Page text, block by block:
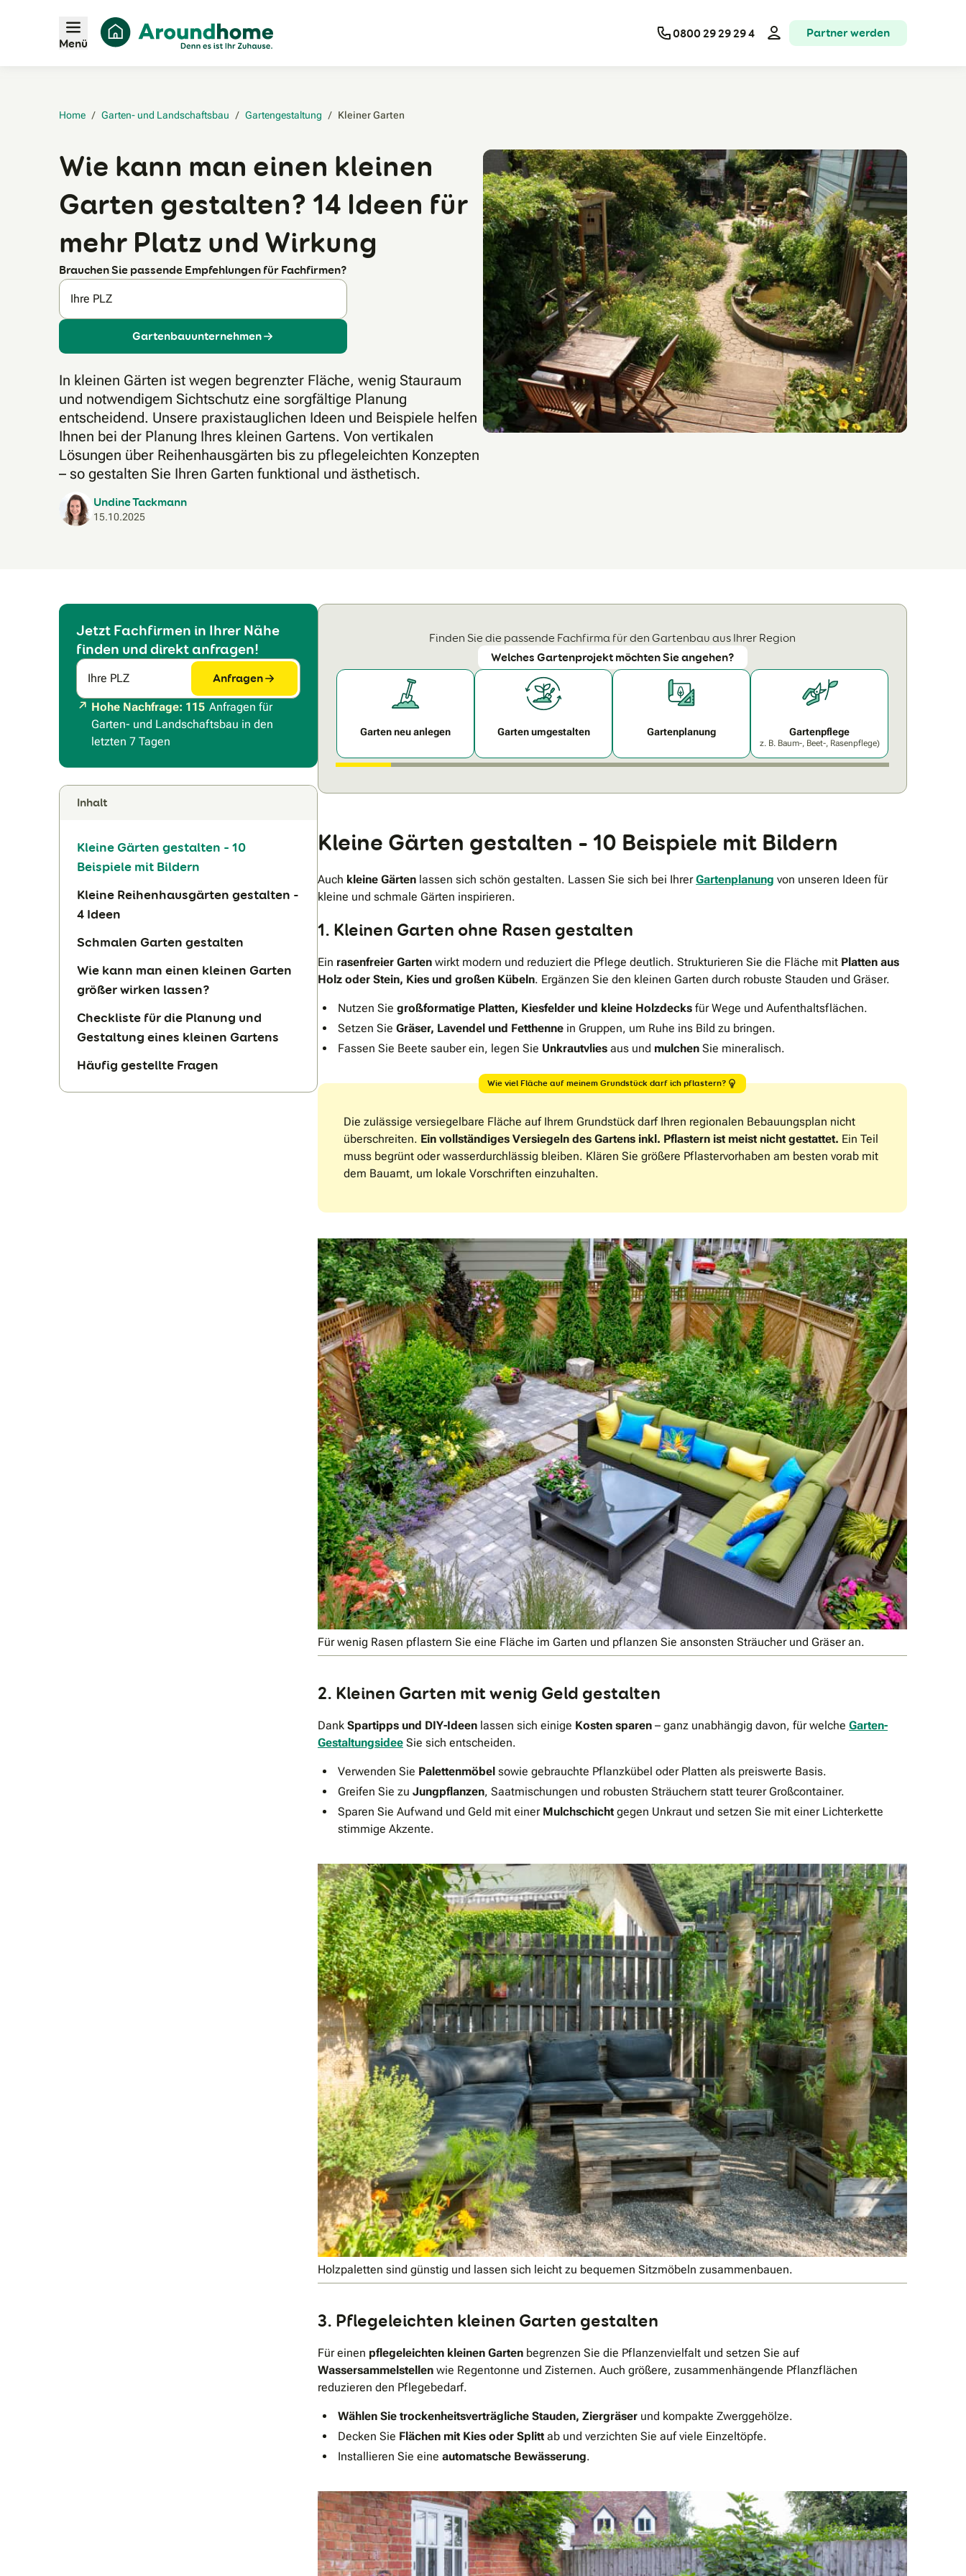
Menü
0800 29 29 29 4 Partner werden
Home / Garten- und Landschaftsbau / Gartengestaltung / Kleiner Garten‎
Wie kann man einen kleinen
Garten gestalten? 14 Ideen für
mehr Platz und Wirkung
Brauchen Sie passende Empfehlungen für Fachfirmen?
Ihre PLZ
Gartenbauunternehmen
In kleinen Gärten ist wegen begrenzter Fläche, wenig Stauraum
und notwendigem Sichtschutz eine sorgfältige Planung
entscheidend. Unsere praxistauglichen Ideen und Beispiele helfen
Ihnen bei der Planung Ihres kleinen Gartens. Von vertikalen
Lösungen über Reihenhausgärten bis zu pflegeleichten Konzepten
– so gestalten Sie Ihren Garten funktional und ästhetisch.
Undine Tackmann
15.10.2025
Jetzt Fachfirmen in Ihrer Nähe
finden und direkt anfragen!
Ihre PLZ Anfragen
Hohe Nachfrage: 115 Anfragen für
Garten- und Landschaftsbau in den
letzten 7 Tagen
Inhalt
Kleine Gärten gestalten – 10
Beispiele mit Bildern
Kleine Reihenhausgärten gestalten -
4 Ideen
Schmalen Garten gestalten
Wie kann man einen kleinen Garten
größer wirken lassen?
Checkliste für die Planung und
Gestaltung eines kleinen Gartens
Häufig gestellte Fragen
Finden Sie die passende Fachfirma für den Gartenbau aus Ihrer Region
Welches Gartenprojekt möchten Sie angehen?
Garten neu anlegen Garten umgestalten Gartenplanung Gartenpflege
z. B. Baum-, Beet-, Rasenpflege)
Kleine Gärten gestalten – 10 Beispiele mit Bildern
Auch kleine Gärten lassen sich schön gestalten. Lassen Sie sich bei IhrerGartenplanung von unseren Ideen für
kleine und schmale Gärten inspirieren.
1. Kleinen Garten ohne Rasen gestalten
Ein rasenfreier Garten wirkt modern und reduziert die Pflege deutlich. Strukturieren Sie die Fläche mit Platten aus
Holz oder Stein, Kies und großen Kübeln. Ergänzen Sie den kleinen Garten durch robuste Stauden und Gräser.
Nutzen Sie großformatige Platten, Kiesfelder und kleine Holzdecks für Wege und Aufenthaltsflächen.
Setzen Sie Gräser, Lavendel und Fetthenne in Gruppen, um Ruhe ins Bild zu bringen.
Fassen Sie Beete sauber ein, legen Sie Unkrautvlies aus und mulchen Sie mineralisch.
Wie viel Fläche auf meinem Grundstück darf ich pflastern?
Die zulässige versiegelbare Fläche auf Ihrem Grundstück darf Ihren regionalen Bebauungsplan nicht
überschreiten. Ein vollständiges Versiegeln des Gartens inkl. Pflastern ist meist nicht gestattet. Ein Teil
muss begrünt oder wasserdurchlässig bleiben. Klären Sie größere Pflastervorhaben am besten vorab mit
dem Bauamt, um lokale Vorschriften einzuhalten.
Für wenig Rasen pflastern Sie eine Fläche im Garten und pflanzen Sie ansonsten Sträucher und Gräser an.
2. Kleinen Garten mit wenig Geld gestalten
Dank Spartipps und DIY-Ideen lassen sich einige Kosten sparen – ganz unabhängig davon, für welche Garten-
Gestaltungsidee Sie sich entscheiden.
Verwenden Sie Palettenmöbel sowie gebrauchte Pflanzkübel oder Platten als preiswerte Basis.
Greifen Sie zu Jungpflanzen, Saatmischungen und robusten Sträuchern statt teurer Großcontainer.
Sparen Sie Aufwand und Geld mit einer Mulchschicht gegen Unkraut und setzen Sie mit einer Lichterkette
stimmige Akzente.
Holzpaletten sind günstig und lassen sich leicht zu bequemen Sitzmöbeln zusammenbauen.
3. Pflegeleichten kleinen Garten gestalten
Für einen pflegeleichten kleinen Garten begrenzen Sie die Pflanzenvielfalt und setzen Sie auf
Wassersammelstellen wie Regentonne und Zisternen. Auch größere, zusammenhängende Pflanzflächen
reduzieren den Pflegebedarf.
Wählen Sie trockenheitsverträgliche Stauden, Ziergräser und kompakte Zwerggehölze.
Decken Sie Flächen mit Kies oder Splitt ab und verzichten Sie auf viele Einzeltöpfe.
Installieren Sie eine automatsche Bewässerung.